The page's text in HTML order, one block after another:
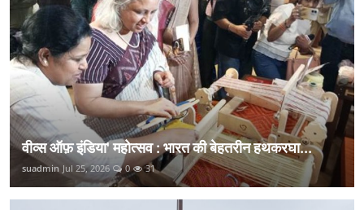
वीव्स ऑफ़ इंडिया' महोत्सव : भारत की बेहतरीन हथकरघा...
suadmin Jul 25, 2026 0 31